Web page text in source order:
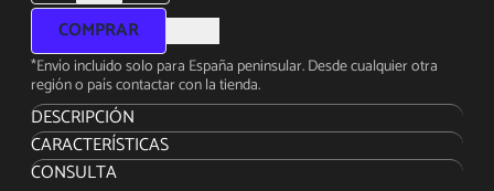
COMPRAR
*Envío incluido solo para España peninsular. Desde cualquier otra
región o país contactar con la tienda.
DESCRIPCIÓN
Tamashii Nations presenta para la colección The Robot Spirits
la nueva versión del EVA-02 basado en la próxima película
CARACTERÍSTICAS
CONSULTA